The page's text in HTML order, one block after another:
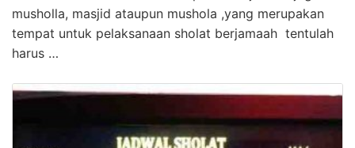
musholla, masjid ataupun mushola ,yang merupakan
tempat untuk pelaksanaan sholat berjamaah tentulah
harus …